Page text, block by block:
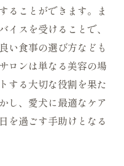
ることができます。ま
イスを受けることで、
い食事の選び方なども
ロンは単なる美容の場
する大切な役割を果た
し、愛犬に最適なケア
を過ごす手助けとなる